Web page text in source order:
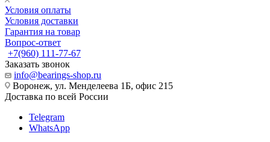
Условия оплаты
Условия доставки
Гарантия на товар
Вопрос-ответ
+7(960) 111-77-67
Заказать звонок
info@bearings-shop.ru
Воронеж, ул. Менделеева 1Б, офис 215
Доставка по всей России
Telegram
WhatsApp